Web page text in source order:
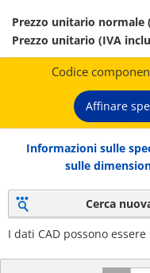
Prezzo unitario normale
Prezzo unitario (IVA
Codice
Affinare
Informazioni sulle
sulle
Cerca
I dati CAD possono